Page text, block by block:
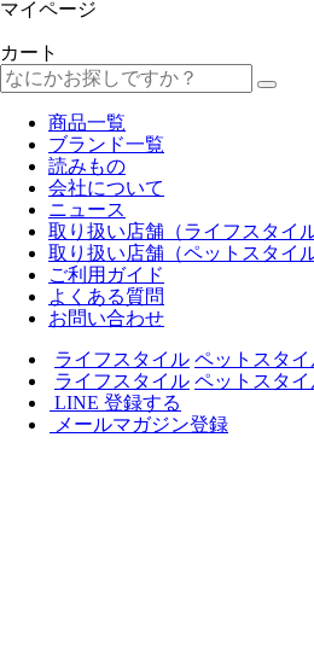
マイページ
カート
商品一覧
ブランド一覧
読みもの
会社について
ニュース
取り扱い店舗（ライフスタイル
取り扱い店舗（ペットスタイル
ご利用ガイド
よくある質問
お問い合わせ
ライフスタイル ペットスタイ
ライフスタイル ペットスタイ
LINE 登録する
メールマガジン登録